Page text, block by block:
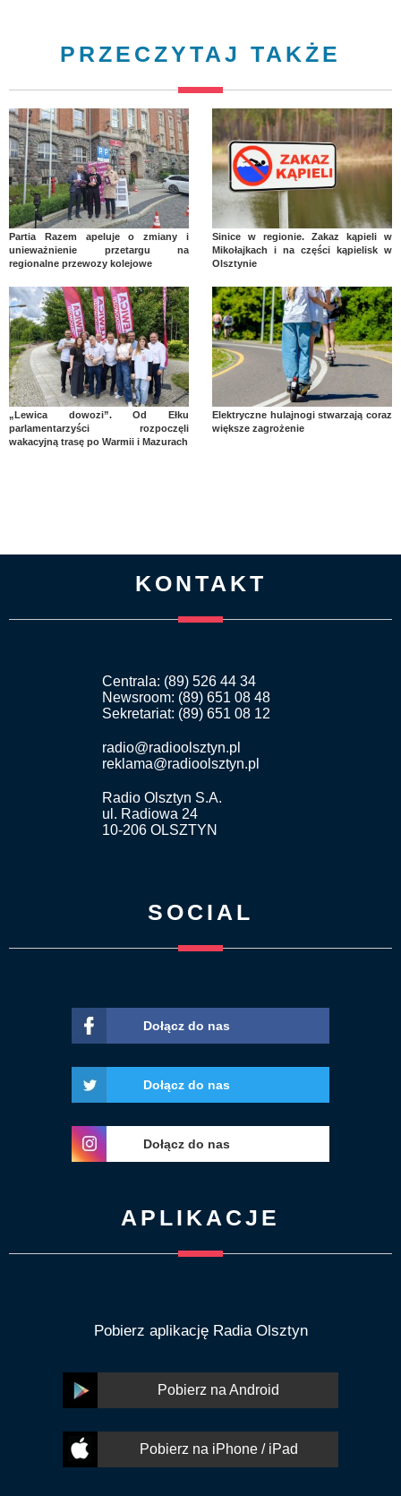
PRZECZYTAJ TAKŻE
Partia Razem apeluje o zmiany i
unieważnienie przetargu na
regionalne przewozy kolejowe
Sinice w regionie. Zakaz kąpieli w
Mikołajkach i na części kąpielisk w
Olsztynie
„Lewica dowozi”. Od Ełku
parlamentarzyści rozpoczęli
wakacyjną trasę po Warmii i Mazurach
Elektryczne hulajnogi stwarzają coraz
większe zagrożenie
KONTAKT
Centrala: (89) 526 44 34
Newsroom: (89) 651 08 48
Sekretariat: (89) 651 08 12
radio@radioolsztyn.pl
reklama@radioolsztyn.pl
Radio Olsztyn S.A.
ul. Radiowa 24
10-206 OLSZTYN
SOCIAL
Dołącz do nas
Dołącz do nas
Dołącz do nas
APLIKACJE
Pobierz aplikację Radia Olsztyn
Pobierz na Android
Pobierz na iPhone / iPad